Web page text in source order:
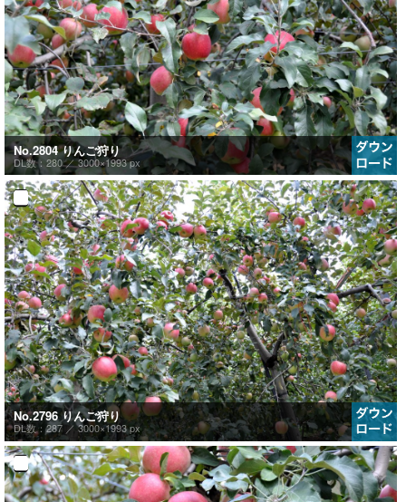
No.2804 りんご狩り
DL数：280 ／3000×1993 px
No.2796 りんご狩り
DL数：287 ／3000×1993 px